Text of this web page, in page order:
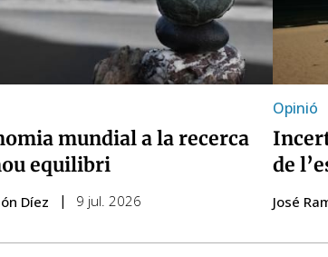
mundial a la recerca
equilibri
Díez 9 jul. 2026
Opinió
de
José